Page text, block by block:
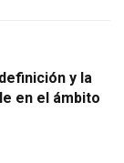
y la
en el ámbito